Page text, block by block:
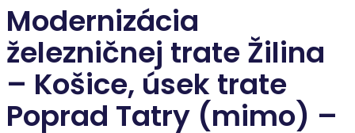
Modernizácia
železničnej trate Žilina
– Košice, úsek trate
Poprad Tatry (mimo) –